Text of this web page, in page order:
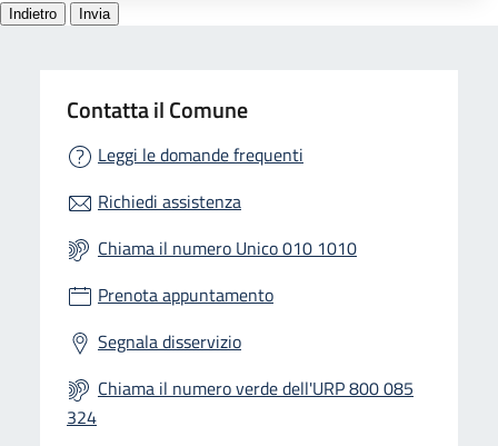
Contatta il Comune
Leggi le domande frequenti
Richiedi assistenza
Chiama il numero Unico 010 1010
Prenota appuntamento
Segnala disservizio
Chiama il numero verde dell'URP 800 085
324